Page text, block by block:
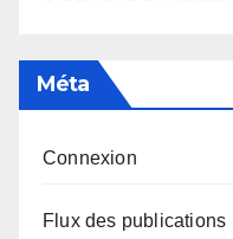
Méta
Connexion
Flux des publications